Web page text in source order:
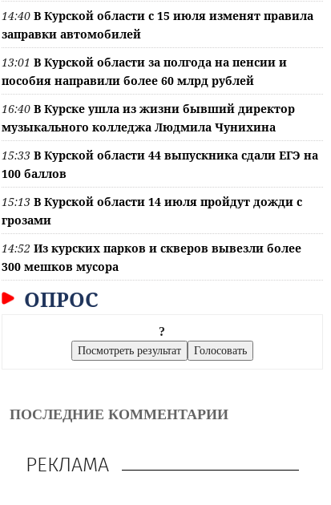
14:40 В Курской области с 15 июля изменят правила
заправки автомобилей
13:01 В Курской области за полгода на пенсии и
пособия направили более 60 млрд рублей
16:40 В Курске ушла из жизни бывший директор
музыкального колледжа Людмила Чунихина
15:33 В Курской области 44 выпускника сдали ЕГЭ на
100 баллов
15:13 В Курской области 14 июля пройдут дожди с
грозами
14:52 Из курских парков и скверов вывезли более
300 мешков мусора
ОПРОС
?
ПОСЛЕДНИЕ КОММЕНТАРИИ
РЕКЛАМА